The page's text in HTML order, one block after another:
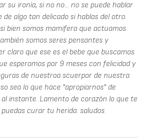
su ironía, si no no... no se puede hablar
algo tan delicado si hablas del otro.
bien somos mamifera que actuamos
somos seres pensantes y
claro que ese es el bebe que buscamos
esperamos por 9 meses con felicidad y
de nuestroa scuerpor de nuestra
sea lo que hace "apropiarnos" de
instante. Lamento de corazón lo que te
puedas curar tu herida. saludos